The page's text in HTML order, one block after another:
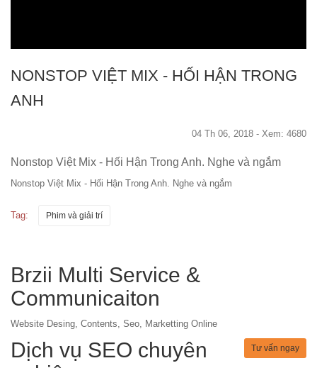
NONSTOP VIỆT MIX - HỐI HẬN TRONG
ANH
04 Th 06, 2018 - Xem: 4680
Nonstop Việt Mix - Hối Hận Trong Anh. Nghe và ngắm
Nonstop Việt Mix - Hối Hận Trong Anh. Nghe và ngắm
Tag: Phim và giải trí
Brzii Multi Service &
Communicaiton
Website Desing, Contents, Seo, Marketting Online
Tư vấn ngay
Dịch vụ SEO chuyên